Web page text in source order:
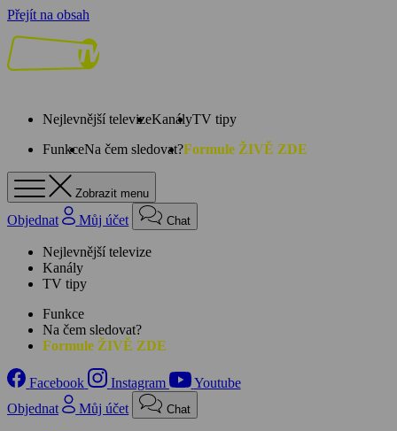
Přejít na obsah
Nejlevnější televizeKanályTV tipy
FunkceNa čem sledovat?Formule ŽIVĚ ZDE
Zobrazit menu
Objednat Můj účet Chat
Nejlevnější televize
Kanály
TV tipy
Funkce
Na čem sledovat?
Formule ŽIVĚ ZDE
Facebook Instagram
Youtube
Objednat
Můj účet Chat